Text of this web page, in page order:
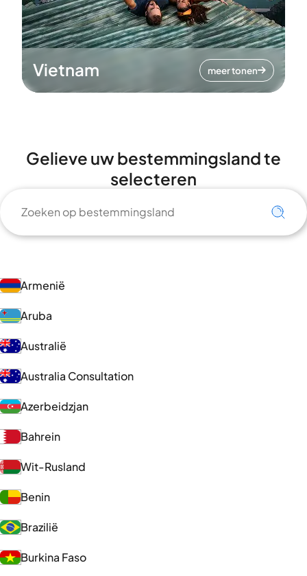
Vietnam meer tonen
Gelieve uw bestemmingsland te
selecteren
Armenië
Aruba
Australië
Australia Consultation
Azerbeidzjan
Bahrein
Wit-Rusland
Benin
Brazilië
Burkina Faso